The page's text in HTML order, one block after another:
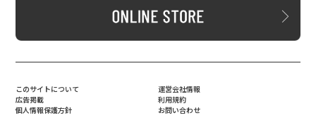
このサイトについて
広告掲載
個人情報保護方針
運営会社情報
利用規約
お問い合わせ